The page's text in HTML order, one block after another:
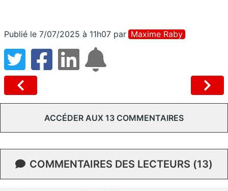
Publié le 7/07/2025 à 11h07 par Maxime Raby
ACCÉDER AUX 13 COMMENTAIRES
COMMENTAIRES DES LECTEURS (13)